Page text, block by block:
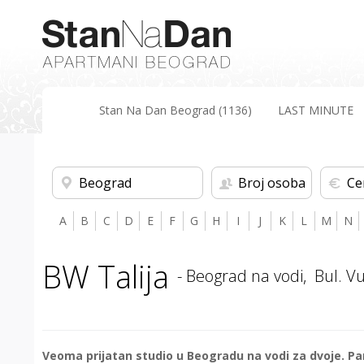
Stan Na Dan Beograd (1136) LAST MINUTE
Beograd Broj osoba
A B C D E F G H I J K L M N
BW Talija - Beograd na vodi, Bul.
Veoma prijatan studio u Beogradu na vodi za dvoje.